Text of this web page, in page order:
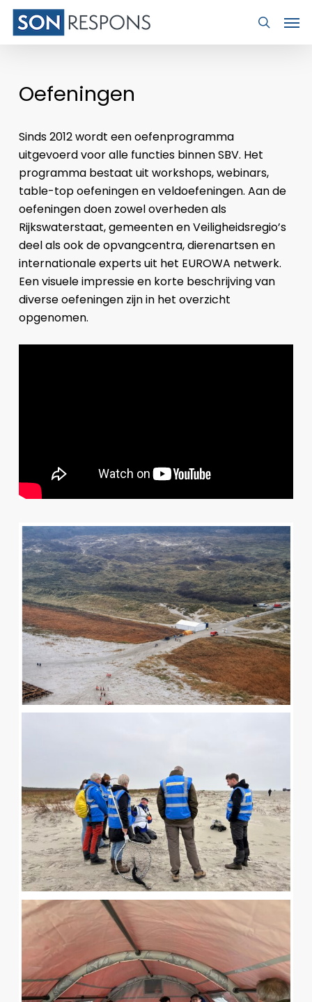
Skip
main
search
Oefeningen
Sinds 2012 wordt een oefenprogramma
uitgevoerd voor alle functies binnen SBV. Het
programma bestaat uit workshops, webinars,
table-top oefeningen en veldoefeningen. Aan de
oefeningen doen zowel overheden als
Rijkswaterstaat, gemeenten en Veiligheidsregio’s
deel als ook de opvangcentra, dierenartsen en
internationale experts uit het EUROWA netwerk.
Een visuele impressie en korte beschrijving van
diverse oefeningen zijn in het overzicht
opgenomen.